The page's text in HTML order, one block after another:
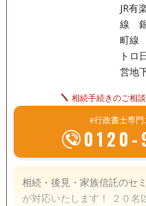
JR有
線
町線
ト
営地
相続手続きのご相
e行政書士専
0120-
相続・後見・家族信託のセ
が対応いたします！ ２０名